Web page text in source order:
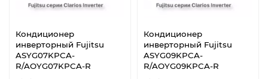
Кондиционер
инверторный Fujitsu
ASYG07KPCA-
R/AOYG07KPCA-R
Кондиционер
инверторный Fujitsu
ASYG09KPCA-
R/AOYG09KPCA-R